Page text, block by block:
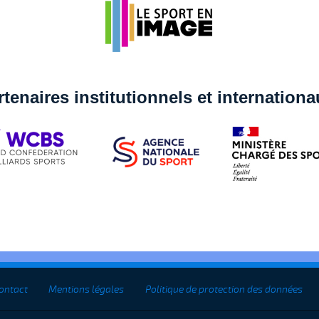
institutionnels et
Mentions légales Politique de protection des données